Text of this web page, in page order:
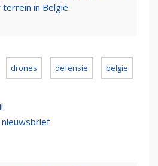
terrein in België
drones defensie belgie